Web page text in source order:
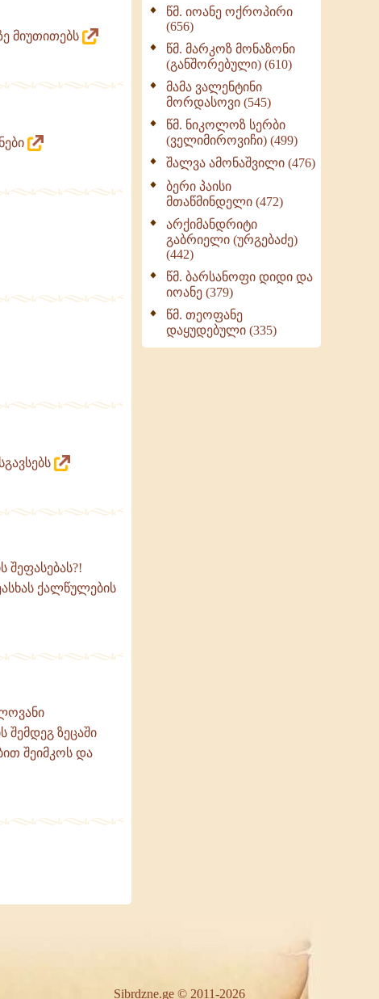
მიუთითებს
ქალწულების
ზეცაში
შეიმკოს და
მონაზვნური
გამოცდილების
ოთხი ასეული თავი
სიყვარულის შესახებ
(259)
წმ. იოანე ოქროპირი
(656)
წმ. მარკოზ მონაზონი
(განშორებული) (610)
მამა ვალენტინი
მორდასოვი (545)
წმ. ნიკოლოზ სერბი
(ველიმიროვიჩი) (499)
შალვა ამონაშვილი (476)
ბერი პაისი
მთაწმინდელი (472)
არქიმანდრიტი
გაბრიელი (ურგებაძე)
(442)
წმ. ბარსანოფი დიდი და
იოანე (379)
წმ. თეოფანე
დაყუდებული (335)
Sibrdzne.ge © 2011-2026